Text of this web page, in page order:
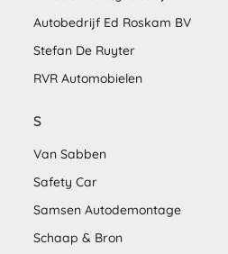
Autobedrijf Ed Roskam BV
Stefan De Ruyter
RVR Automobielen
S
Van Sabben
Safety Car
Samsen Autodemontage
Schaap & Bron